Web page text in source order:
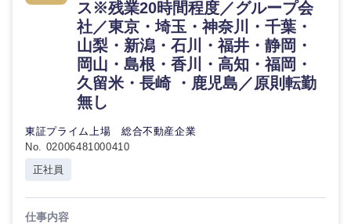
ス※残業20時間程度／グループ会
社／東京・埼玉・神奈川・千葉・
山梨・新潟・石川・福井・静岡・
岡山・島根・香川・高知・福岡・
久留米・長崎 ・鹿児島／原則転勤
無し
東証プライム上場 総合不動産企業
No. 02006481000410
正社員
仕事内容